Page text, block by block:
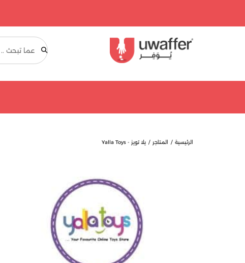
بحث
الرئيسية المتاجر يلا تويز - Yalla Toys